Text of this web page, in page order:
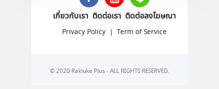
เกี่ยวกับเรา ติดต่อเรา ติดต่อลงโฆษณา
Privacy Policy | Term of Service
© 2020 Rakluke Plus - ALL RIGHTS RESERVED.